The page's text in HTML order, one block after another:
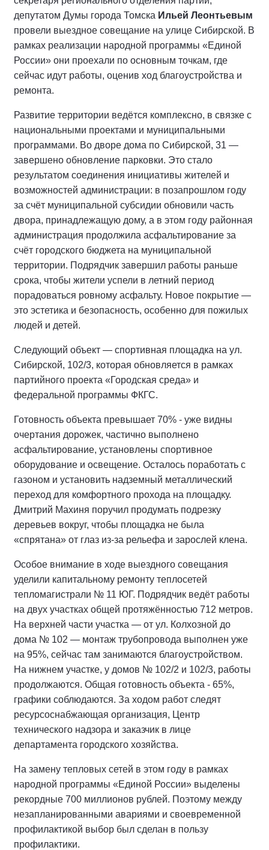
депутатом Думы города Томска Ильей Леонтьевым
провели выездное совещание на улице Сибирской. В
рамках реализации народной программы «Единой
России» они проехали по основным точкам, где
сейчас идут работы, оценив ход благоустройства и
ремонта.
Развитие территории ведётся комплексно, в связке с
национальными проектами и муниципальными
программами. Во дворе дома по Сибирской, 31 —
завершено обновление парковки. Это стало
результатом соединения инициативы жителей и
возможностей администрации: в позапрошлом году
за счёт муниципальной субсидии обновили часть
двора, принадлежащую дому, а в этом году районная
администрация продолжила асфальтирование за
счёт городского бюджета на муниципальной
территории. Подрядчик завершил работы раньше
срока, чтобы жители успели в летний период
порадоваться ровному асфальту. Новое покрытие —
это эстетика и безопасность, особенно для пожилых
людей и детей.
Следующий объект — спортивная площадка на ул.
Сибирской, 102/3, которая обновляется в рамках
партийного проекта «Городская среда» и
федеральной программы ФКГС.
Готовность объекта превышает 70% - уже видны
очертания дорожек, частично выполнено
асфальтирование, установлены спортивное
оборудование и освещение. Осталось поработать с
газоном и установить надземный металлический
переход для комфортного прохода на площадку.
Дмитрий Махиня поручил продумать подрезку
деревьев вокруг, чтобы площадка не была
«спрятана» от глаз из-за рельефа и зарослей клена.
Особое внимание в ходе выездного совещания
уделили капитальному ремонту теплосетей
тепломагистрали № 11 ЮГ. Подрядчик ведёт работы
на двух участках общей протяжённостью 712 метров.
На верхней части участка — от ул. Колхозной до
дома № 102 — монтаж трубопровода выполнен уже
на 95%, сейчас там занимаются благоустройством.
На нижнем участке, у домов № 102/2 и 102/3, работы
продолжаются. Общая готовность объекта - 65%,
графики соблюдаются. За ходом работ следят
ресурсоснабжающая организация, Центр
технического надзора и заказчик в лице
департамента городского хозяйства.
На замену тепловых сетей в этом году в рамках
народной программы «Единой России» выделены
рекордные 700 миллионов рублей. Поэтому между
незапланированными авариями и своевременной
профилактикой выбор был сделан в пользу
профилактики.